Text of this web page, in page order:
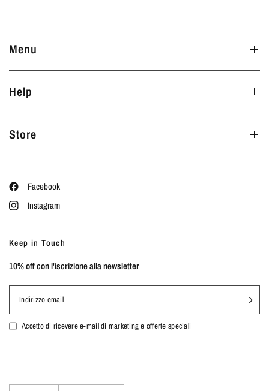
Menu
Help
Store
Facebook
Instagram
Keep in Touch
10% off con l'iscrizione alla newsletter
Indirizzo email
Accetto di ricevere e-mail di marketing e offerte speciali